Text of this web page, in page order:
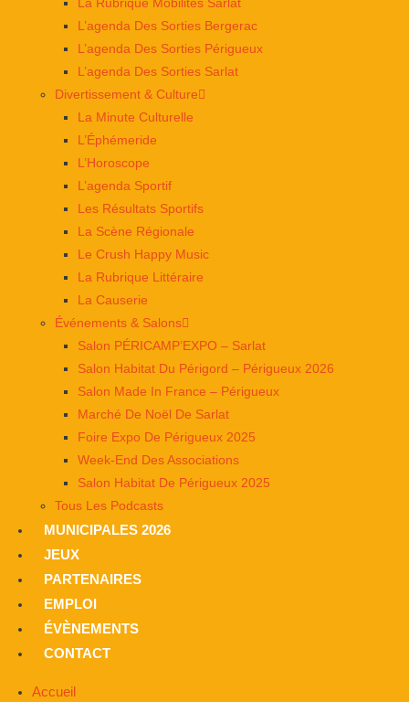
L’agenda Des Sorties Bergerac
L’agenda Des Sorties Périgueux
L’agenda Des Sorties Sarlat
Divertissement & Culture
La Minute Culturelle
L’Éphémeride
L’Horoscope
L’agenda Sportif
Les Résultats Sportifs
La Scène Régionale
Le Crush Happy Music
La Rubrique Littéraire
La Causerie
Événements & Salons
Salon PÉRICAMP’EXPO – Sarlat
Salon Habitat Du Périgord – Périgueux 2026
Salon Made In France – Périgueux
Marché De Noël De Sarlat
Foire Expo De Périgueux 2025
Week-End Des Associations
Salon Habitat De Périgueux 2025
Tous Les Podcasts
MUNICIPALES 2026
JEUX
PARTENAIRES
EMPLOI
ÉVÈNEMENTS
CONTACT
Accueil